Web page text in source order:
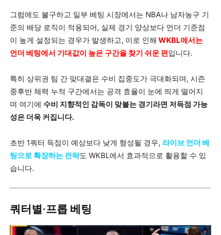
그럼에도 불구하고 일부 베팅 시장에서는 NBA나 남자농구 기
준의 배당 로직이 적용되어, 실제 경기 양상보다 언더 기준점
이 높게 설정되는 경우가 발생하고, 이로 인해 WKBL에서는
언더 베팅에서 기대값이 높은 구간을 찾기 쉬운 편입니다.
특히 상위권 팀 간 맞대결은 수비 집중도가 극대화되며, 시즌
중후반 체력 누적 구간에서는 공격 효율이 눈에 띄게 떨어지
며 여기에 수비 지향적인 감독이 맞붙는 경기라면 저득점 가능
성은 더욱 커집니다.
초반 1쿼터 득점이 예상보다 낮게 형성될 경우, 라이브 언더 베
팅으로 확장하는 전략도 WKBL에서 효과적으로 활용할 수 있
습니다.
쿼터별·프롭 베팅